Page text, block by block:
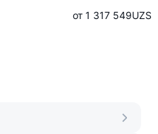
от 1 317 549UZS